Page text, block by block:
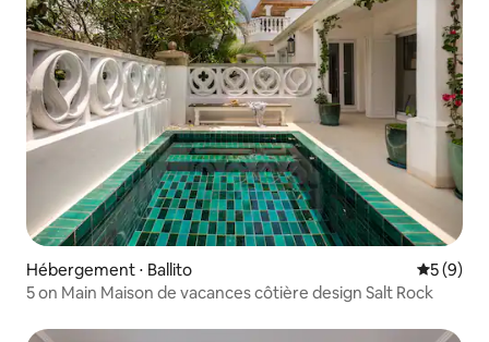
Hébergement ⋅ Ballito
5 (9)
5 on Main Maison de vacances côtière design Salt Rock